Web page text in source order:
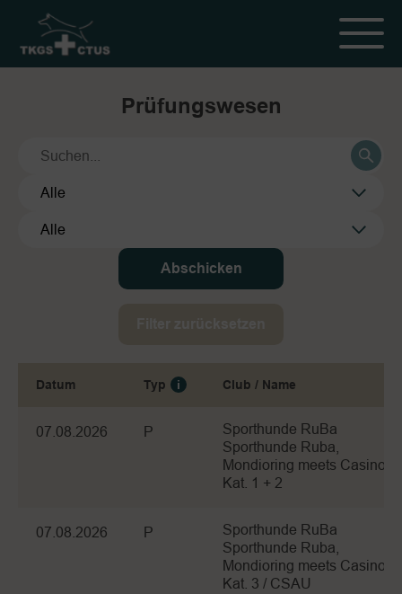
Prüfungswesen
Abschicken
Datum Typ Club / Name
07.08.2026 P
Sporthunde RuBa
Sporthunde Ruba,
Mondioring meets Casino,
Kat. 1 + 2
07.08.2026 P
Sporthunde RuBa
Sporthunde Ruba,
Mondioring meets Casino,
Kat. 3 / CSAU